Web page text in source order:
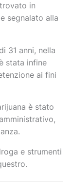
in
segnalato alla
31 anni, nella
stata infine
ai fini
è stato
e strumenti